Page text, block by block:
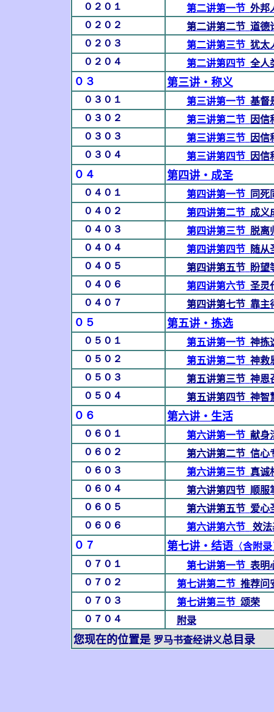
０２０１ 第二讲第一节 外邦
０２０２
第二讲第二节 道德
０２０３
第二讲第三节 犹太
０２０４
第二讲第四节 全人
０３ 第三讲‧ 称义
０３０１ 第三讲第一节 基督
０３０２
第三讲第二节
因信
０３０３
第三讲第三节
因信
０３０４
第三讲第四节 因信
０４ 第四讲‧ 成圣
０４０１ 第四讲第一节
同死
０４０２
第四讲第二节 成义
０４０３
第四讲第三节 脱离
０４０４
第四讲第四节
随从
０４０５
第四讲第五节
盼望
０４０６
第四讲第六节 圣灵
０４０７
第四讲第七节 靠主
０５ 第五讲‧ 拣选
０５０１ 第五讲第一节 神拣
０５０２
第五讲第二节 神救
０５０３
第五讲第三节 神恩
０５０４
第五讲第四节 神智
０６ 第六讲‧ 生活
０６０１ 第六讲第一节 献身
０６０２
第六讲第二节 信心
０６０３
第六讲第三节 真诚
０６０４
第六讲第四节 顺服
０６０５
第六讲第五节 爱心
０６０６
第六讲第六节 效法
０７ 第七讲‧ 结语〈含附录
０７０１
第七讲第一节 表明
０７０２
第七讲第二节 推荐问
０７０３
第七讲第三节 颂荣
０７０４
附录
您现在的位置是 罗马书查经讲义总目录